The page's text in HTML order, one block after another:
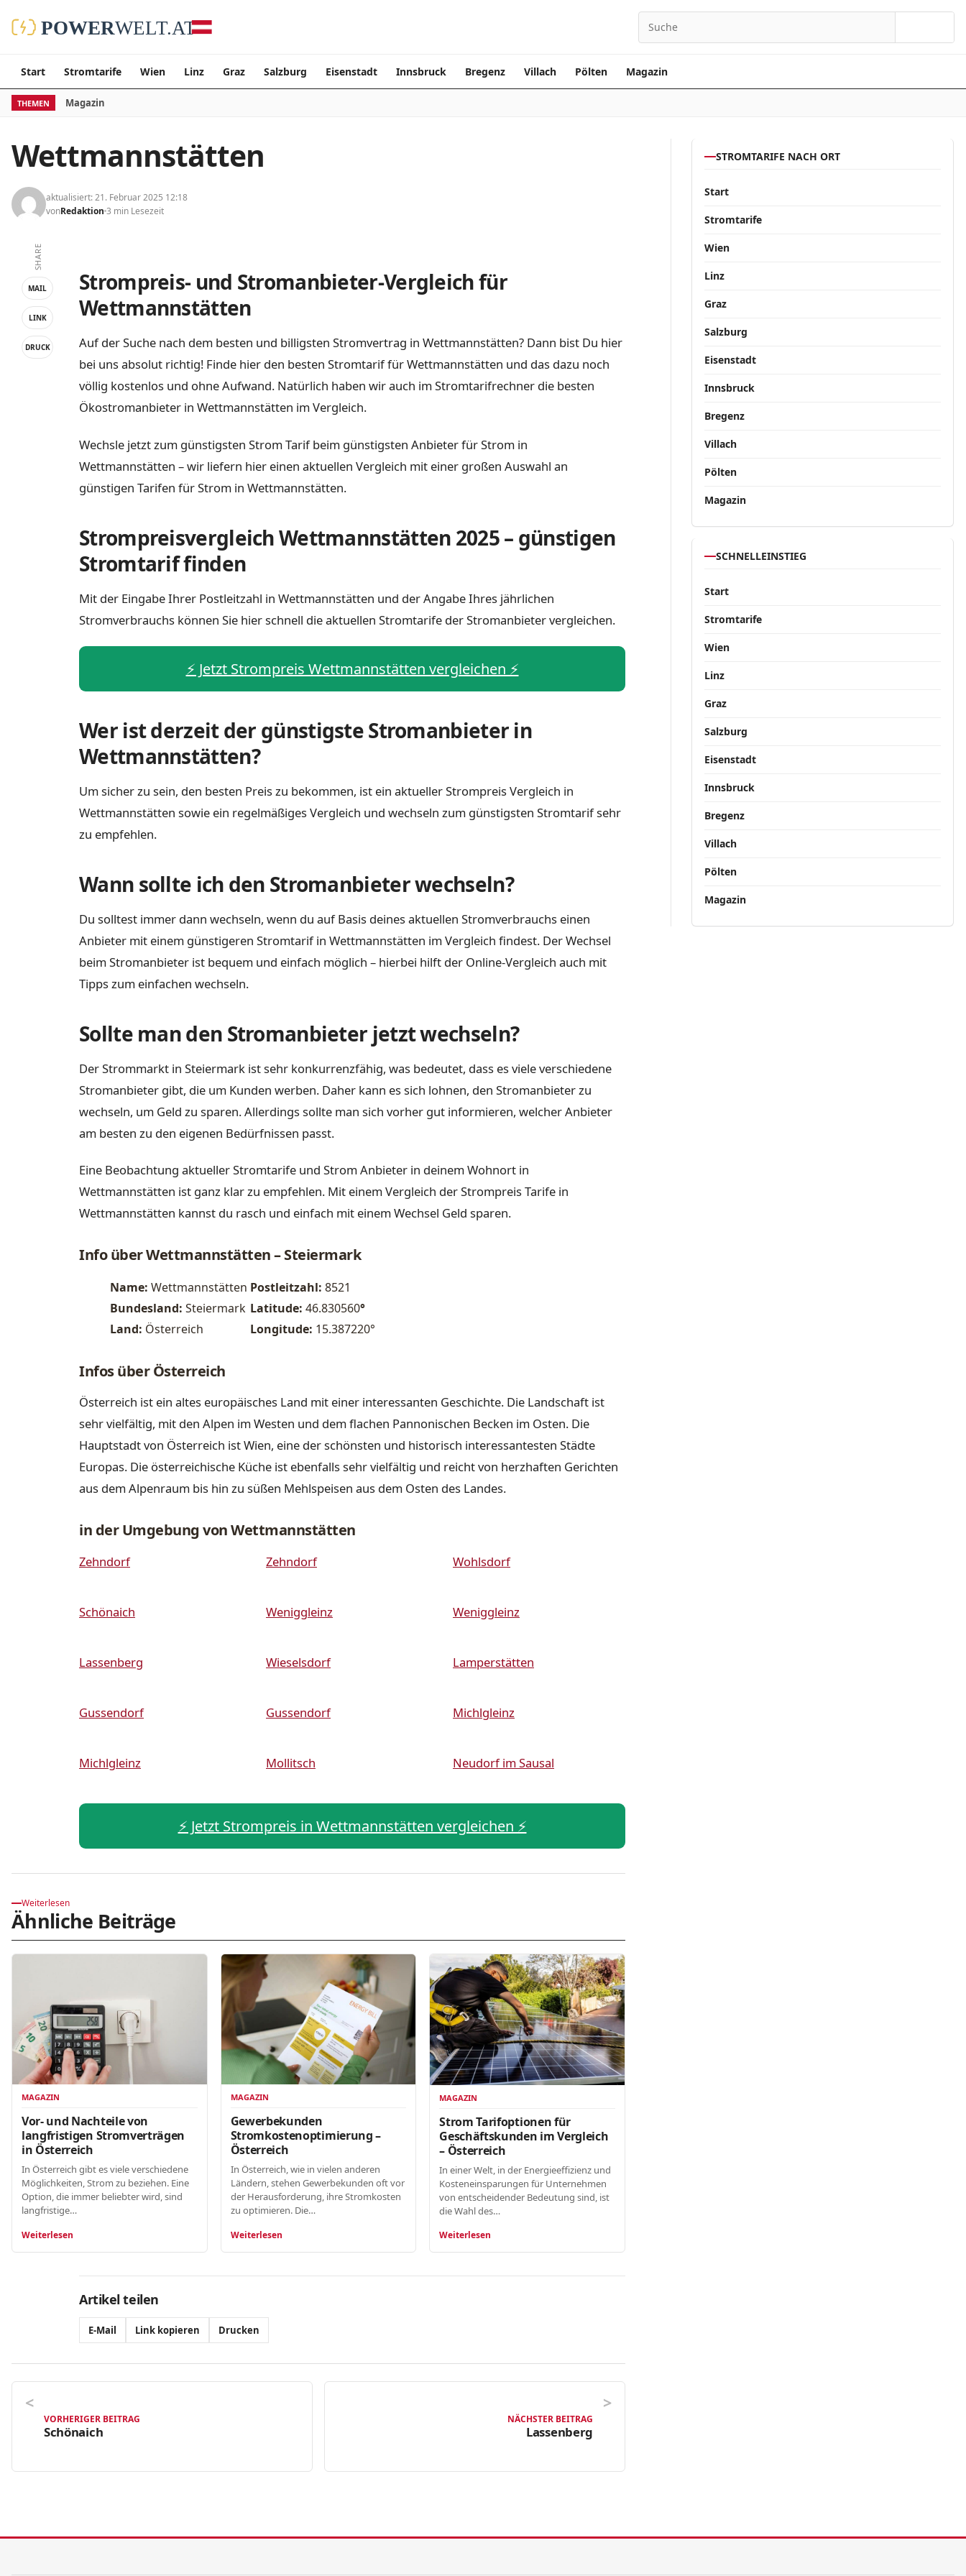
Start Stromtarife Wien Linz Graz Salzburg Eisenstadt Innsbruck Bregenz Villach Pölten Magazin
THEMEN Magazin
Wettmannstätten
aktualisiert: 21. Februar 2025 12:18
vonRedaktion 3 min Lesezeit
SHARE
MAIL
LINK
DRUCK
Strompreis- und Stromanbieter-Vergleich für
Wettmannstätten
Auf der Suche nach dem besten und billigsten Stromvertrag in Wettmannstätten? Dann bist Du hier
bei uns absolut richtig! Finde hier den besten Stromtarif für Wettmannstätten und das dazu noch
völlig kostenlos und ohne Aufwand. Natürlich haben wir auch im Stromtarifrechner die besten
Ökostromanbieter in Wettmannstätten im Vergleich.
Wechsle jetzt zum günstigsten Strom Tarif beim günstigsten Anbieter für Strom in
Wettmannstätten – wir liefern hier einen aktuellen Vergleich mit einer großen Auswahl an
günstigen Tarifen für Strom in Wettmannstätten.
Strompreisvergleich Wettmannstätten 2025 – günstigen
Stromtarif finden
Mit der Eingabe Ihrer Postleitzahl in Wettmannstätten und der Angabe Ihres jährlichen
Stromverbrauchs können Sie hier schnell die aktuellen Stromtarife der Stromanbieter vergleichen.
⚡️ Jetzt Strompreis Wettmannstätten vergleichen ⚡️
Wer ist derzeit der günstigste Stromanbieter in
Wettmannstätten?
Um sicher zu sein, den besten Preis zu bekommen, ist ein aktueller Strompreis Vergleich in
Wettmannstätten sowie ein regelmäßiges Vergleich und wechseln zum günstigsten Stromtarif sehr
zu empfehlen.
Wann sollte ich den Stromanbieter wechseln?
Du solltest immer dann wechseln, wenn du auf Basis deines aktuellen Stromverbrauchs einen
Anbieter mit einem günstigeren Stromtarif in Wettmannstätten im Vergleich findest. Der Wechsel
beim Stromanbieter ist bequem und einfach möglich – hierbei hilft der Online-Vergleich auch mit
Tipps zum einfachen wechseln.
Sollte man den Stromanbieter jetzt wechseln?
Der Strommarkt in Steiermark ist sehr konkurrenzfähig, was bedeutet, dass es viele verschiedene
Stromanbieter gibt, die um Kunden werben. Daher kann es sich lohnen, den Stromanbieter zu
wechseln, um Geld zu sparen. Allerdings sollte man sich vorher gut informieren, welcher Anbieter
am besten zu den eigenen Bedürfnissen passt.
Eine Beobachtung aktueller Stromtarife und Strom Anbieter in deinem Wohnort in
Wettmannstätten ist ganz klar zu empfehlen. Mit einem Vergleich der Strompreis Tarife in
Wettmannstätten kannst du rasch und einfach mit einem Wechsel Geld sparen.
Info über Wettmannstätten – Steiermark
Name: Wettmannstätten Postleitzahl: 8521
Bundesland: Steiermark Latitude: 46.830560°
Land: Österreich Longitude: 15.387220°
Infos über Österreich
Österreich ist ein altes europäisches Land mit einer interessanten Geschichte. Die Landschaft ist
sehr vielfältig, mit den Alpen im Westen und dem flachen Pannonischen Becken im Osten. Die
Hauptstadt von Österreich ist Wien, eine der schönsten und historisch interessantesten Städte
Europas. Die österreichische Küche ist ebenfalls sehr vielfältig und reicht von herzhaften Gerichten
aus dem Alpenraum bis hin zu süßen Mehlspeisen aus dem Osten des Landes.
in der Umgebung von Wettmannstätten
Zehndorf Zehndorf Wohlsdorf
Schönaich Weniggleinz Weniggleinz
Lassenberg Wieselsdorf Lamperstätten
Gussendorf Gussendorf Michlgleinz
Michlgleinz Mollitsch Neudorf im Sausal
⚡️ Jetzt Strompreis in Wettmannstätten vergleichen ⚡️
Weiterlesen
Ähnliche Beiträge
MAGAZIN
Vor- und Nachteile von
langfristigen Stromverträgen
in Österreich
In Österreich gibt es viele verschiedene
Möglichkeiten, Strom zu beziehen. Eine
Option, die immer beliebter wird, sind
langfristige…
Weiterlesen
MAGAZIN
Gewerbekunden
Stromkostenoptimierung –
Österreich
In Österreich, wie in vielen anderen
Ländern, stehen Gewerbekunden oft vor
der Herausforderung, ihre Stromkosten
zu optimieren. Die…
Weiterlesen
MAGAZIN
Strom Tarifoptionen für
Geschäftskunden im Vergleich
– Österreich
In einer Welt, in der Energieeffizienz und
Kosteneinsparungen für Unternehmen
von entscheidender Bedeutung sind, ist
die Wahl des…
Weiterlesen
Artikel teilen
E-Mail Link kopieren Drucken
VORHERIGER BEITRAG
Schönaich
NÄCHSTER BEITRAG
Lassenberg
STROMTARIFE NACH ORT
Start
Stromtarife
Wien
Linz
Graz
Salzburg
Eisenstadt
Innsbruck
Bregenz
Villach
Pölten
Magazin
SCHNELLEINSTIEG
Start
Stromtarife
Wien
Linz
Graz
Salzburg
Eisenstadt
Innsbruck
Bregenz
Villach
Pölten
Magazin